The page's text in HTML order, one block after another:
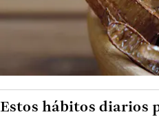
Estos hábitos diarios